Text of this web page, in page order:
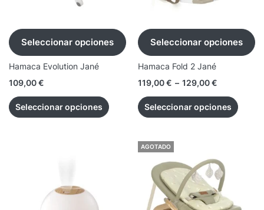
Seleccionar opciones
Hamaca Evolution Jané
109,00€
Seleccionar opciones
Seleccionar opciones
Hamaca Fold 2 Jané
119,00€ – 129,00€
Seleccionar opciones
AGOTADO